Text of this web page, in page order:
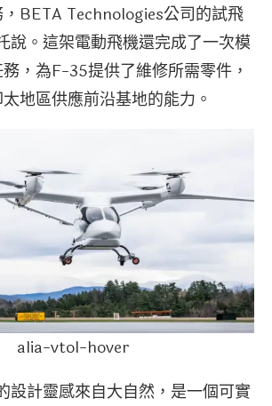
BETA Technologies公司的試飛
說。這架電動飛機還完成了一次模
，為F-35提供了維修所需零件，
地區供應前沿基地的能力。
alia-vtol-hover
設計靈感來自大自然，是一個可實